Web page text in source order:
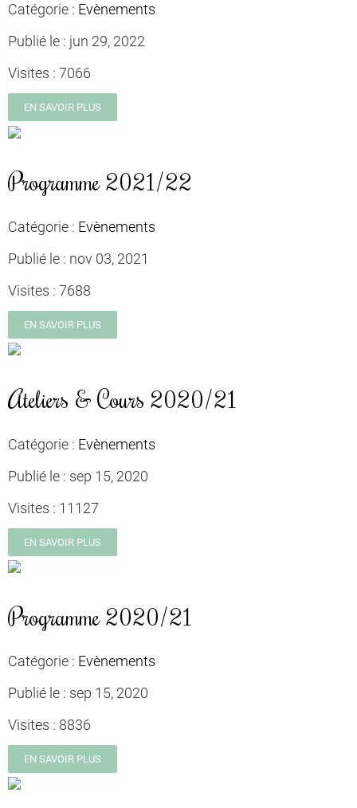
Catégorie : Evènements
Publié le : jun 29, 2022
Visites : 7066
EN SAVOIR PLUS
Programme 2021/22
Catégorie : Evènements
Publié le : nov 03, 2021
Visites : 7688
EN SAVOIR PLUS
Ateliers & Cours 2020/21
Catégorie : Evènements
Publié le : sep 15, 2020
Visites : 11127
EN SAVOIR PLUS
Programme 2020/21
Catégorie : Evènements
Publié le : sep 15, 2020
Visites : 8836
EN SAVOIR PLUS